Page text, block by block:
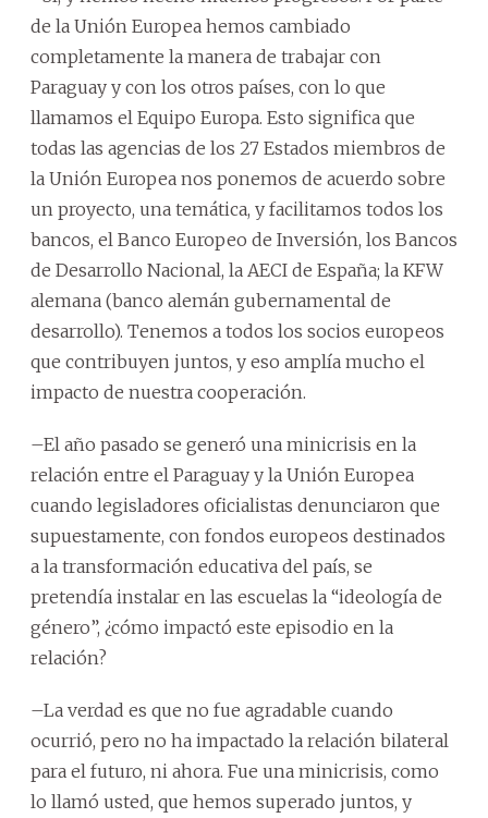
de la Unión Europea hemos cambiado
completamente la manera de trabajar con
Paraguay y con los otros países, con lo que
llamamos el Equipo Europa. Esto significa que
todas las agencias de los 27 Estados miembros de
la Unión Europea nos ponemos de acuerdo sobre
un proyecto, una temática, y facilitamos todos los
bancos, el Banco Europeo de Inversión, los Bancos
de Desarrollo Nacional, la AECI de España; la KFW
alemana (banco alemán gubernamental de
desarrollo). Tenemos a todos los socios europeos
que contribuyen juntos, y eso amplía mucho el
impacto de nuestra cooperación.
–El año pasado se generó una minicrisis en la
relación entre el Paraguay y la Unión Europea
cuando legisladores oficialistas denunciaron que
supuestamente, con fondos europeos destinados
a la transformación educativa del país, se
pretendía instalar en las escuelas la “ideología de
género”, ¿cómo impactó este episodio en la
relación?
–La verdad es que no fue agradable cuando
ocurrió, pero no ha impactado la relación bilateral
para el futuro, ni ahora. Fue una minicrisis, como
lo llamó usted, que hemos superado juntos, y